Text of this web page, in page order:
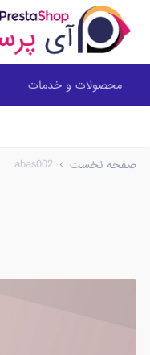
محصولات و خدمات
صفحه نخست abas002